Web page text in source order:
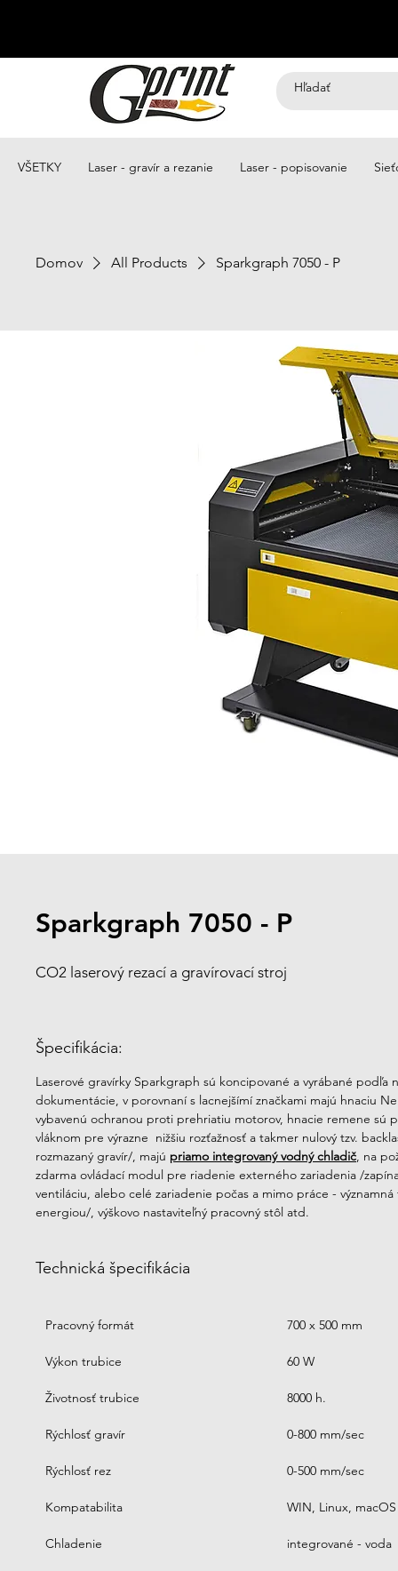
VŠETKY Laser - gravír a rezanie Laser - popisovanie
Domov All Products Sparkgraph 7050 - P
Sparkgraph 7050 - P
CO2 laserový rezací a gravírovací stroj
Špecifikácia:
Laserové gravírky Sparkgraph sú koncipované a vyrábané podľa
dokumentácie, v porovnaní s lacnejšímí značkami majú hnaciu
vybavenú ochranou proti prehriatiu motorov, hnacie remene sú
vláknom pre výrazne  nižšiu rozťažnosť a takmer nulový tzv.
rozmazaný gravír/, majú priamo integrovaný vodný chladič, na
zdarma ovládací modul pre riadenie externého zariadenia /
ventiláciu, alebo celé zariadenie počas a mimo práce -
energiou/, výškovo nastaviteľný pracovný stôl atd.
Technická špecifikácia
Pracovný formát 700 x 500 mm
Výkon trubice 60 W
Životnosť trubice 8000 h.
Rýchlosť gravír 0-800 mm/sec
Rýchlosť rez 0-500 mm/sec
Kompatabilita WIN, Linux, macOS
Chladenie integrované - voda